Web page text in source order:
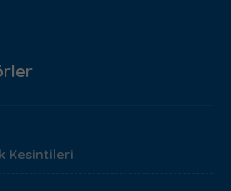
Kesintileri